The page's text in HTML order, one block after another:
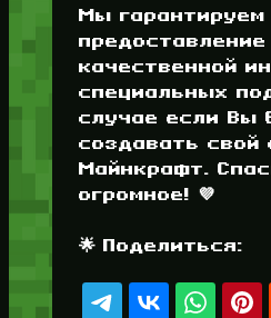
Мы гарантируем
предоставление
качественной
специальных
случае если Вы
создавать свой
Майнкрафт.
огромное! 💜
🌟 Поделиться: